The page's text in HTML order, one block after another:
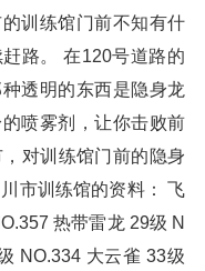
训练馆门前不知有什
路。 在120号道路的
透明的东西是隐身龙
喷雾剂，让你击败前
对训练馆门前的隐身
市训练馆的资料： 飞
热带雷龙 29级 N
NO.334 大云雀 33级